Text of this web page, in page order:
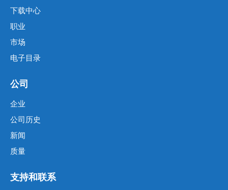
下载中心
职业
市场
电子目录
公司
企业
公司历史
新闻
质量
支持和联系